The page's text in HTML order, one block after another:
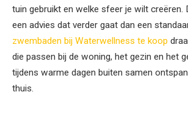
tuin gebruikt en welke sfeer je wilt
een advies dat verder gaat dan een
zwembaden bij Waterwellness te koop
die passen bij de woning, het gezin en het
tijdens warme dagen buiten samen
thuis.